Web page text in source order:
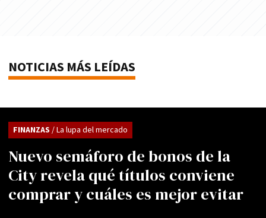
NOTICIAS MÁS LEÍDAS
Nuevo semáforo de bonos de la
City revela qué títulos conviene
comprar y cuáles es mejor evitar
FINANZAS / La lupa del mercado